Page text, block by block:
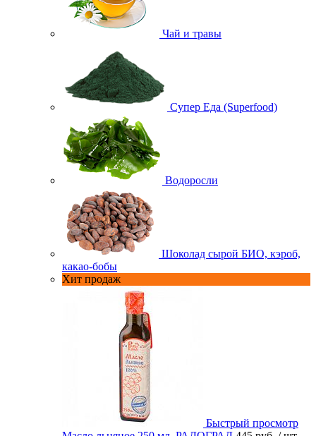
Чай и травы
Супер Еда (Superfood)
Водоросли
Шоколад сырой БИО, кэроб,
какао-бобы
Хит продаж
Быстрый просмотр